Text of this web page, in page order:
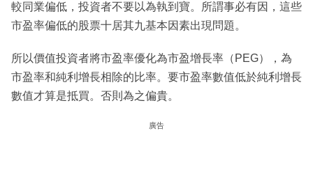
較同業偏低，投資者不要以為執到寶。所謂事必有因，這些
市盈率偏低的股票十居其九基本因素出現問題。
所以價值投資者將市盈率優化為市盈增長率（PEG），為
市盈率和純利增長相除的比率。要市盈率數值低於純利增長
數值才算是抵買。否則為之偏貴。
廣告